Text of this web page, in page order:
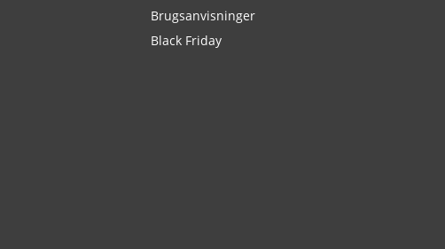
Brugsanvisninger
Black Friday